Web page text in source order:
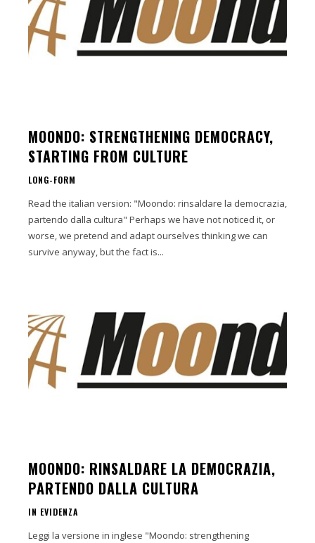
MOONDO: STRENGTHENING DEMOCRACY,
STARTING FROM CULTURE
LONG-FORM
Read the italian version: "Moondo: rinsaldare la democrazia,
partendo dalla cultura" Perhaps we have not noticed it, or
worse, we pretend and adapt ourselves thinking we can
survive anyway, but the fact is...
MOONDO: RINSALDARE LA DEMOCRAZIA,
PARTENDO DALLA CULTURA
IN EVIDENZA
Leggi la versione in inglese "Moondo: strengthening